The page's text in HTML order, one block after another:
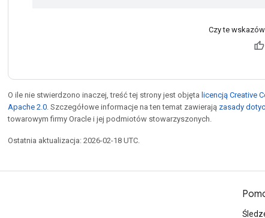
Czy te
O ile nie stwierdzono inaczej, treść tej strony jest objęta licencją Creative
Apache 2.0 . Szczegółowe informacje na ten temat zawierają zasady
towarowym firmy Oracle i jej podmiotów stowarzyszonych.
Ostatnia aktualizacja: 2026-02-18 UTC.